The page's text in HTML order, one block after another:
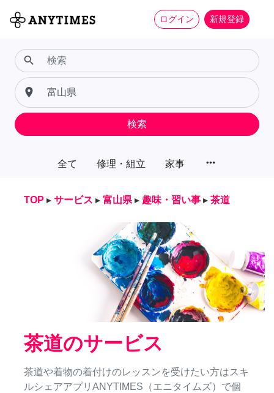
ログイン 新規登録
全て 修理・組立 家事 more_horiz
search
place
検索
TOP ▸ サービス ▸ 富山県 ▸ 趣味・習い事 ▸ 茶道
茶道のサービス
茶道や着物の着付けのレッスンを受けたい方はスキ
ルシェアアプリANYTIMES（エニタイムズ）で個